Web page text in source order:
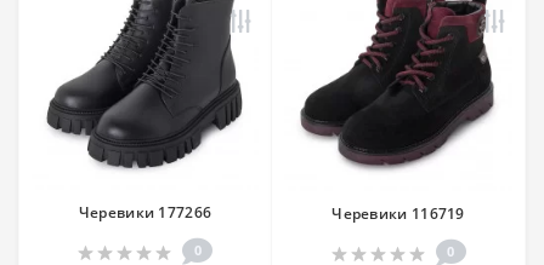
Черевики 177266
0
Черевики 116719
0